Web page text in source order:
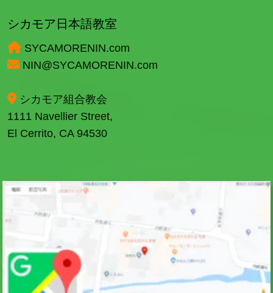
シカモア日本語教室
SYCAMORENIN.com
NIN@SYCAMORENIN.com
シカモア組合教会
1111 Navellier Street,
El Cerrito, CA 94530